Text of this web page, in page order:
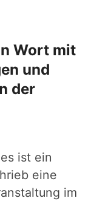
Wort mit
und
der
ist ein
eine
im